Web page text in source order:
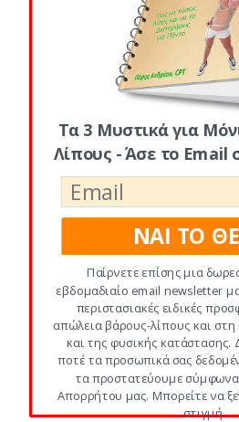
είναι πλέον μια αρκετά
και όχι άδικα…
Διάβασε
Τα 3 Μυστικά για
Λίπους - Άσε το
ΝΑΙ ΤΟ
Παίρνετε επίσης μια
εβδομαδιαίο email newsletter
περιστασιακές ειδικές
απώλεια βάρους-λίπους και στη
και της φυσικής κατάστασης.
ποτέ τα προσωπικά σας
τα προστατεύουμε σύμφωνα
Απορρήτου μας. Μπορείτε να
στιγμή.